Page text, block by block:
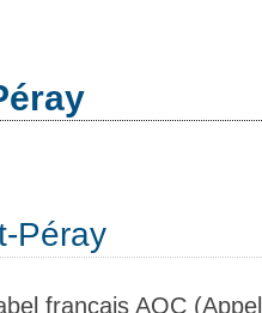
Péray
français AOC